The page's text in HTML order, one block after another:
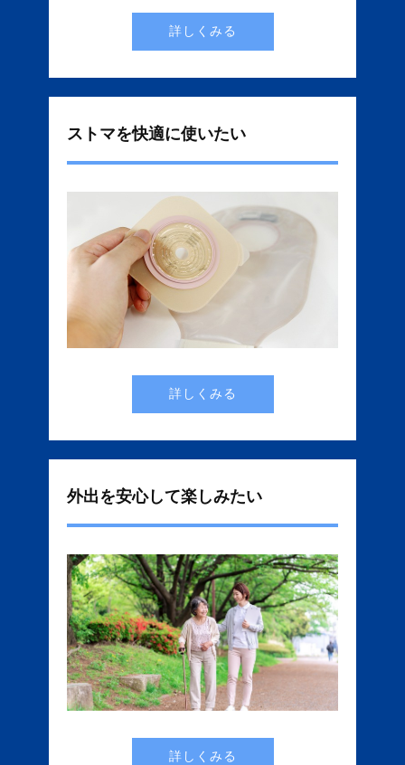
詳しくみる
ストマを快適に使いたい
詳しくみる
外出を安心して楽しみたい
詳しくみる